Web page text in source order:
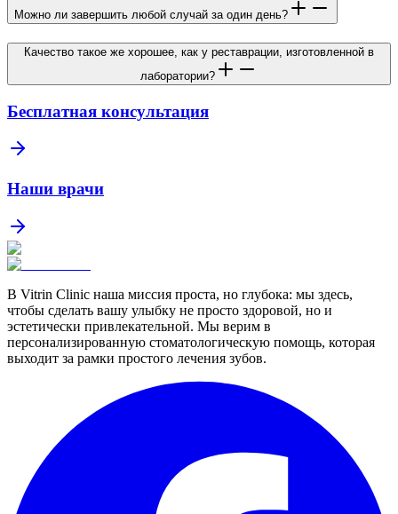
Можно ли завершить любой случай за один день?
Качество такое же хорошее, как у реставрации, изготовленной в
лаборатории?
Бесплатная консультация
Наши врачи
В Vitrin Clinic наша миссия проста, но глубока: мы здесь,
чтобы сделать вашу улыбку не просто здоровой, но и
эстетически привлекательной. Мы верим в
персонализированную стоматологическую помощь, которая
выходит за рамки простого лечения зубов.